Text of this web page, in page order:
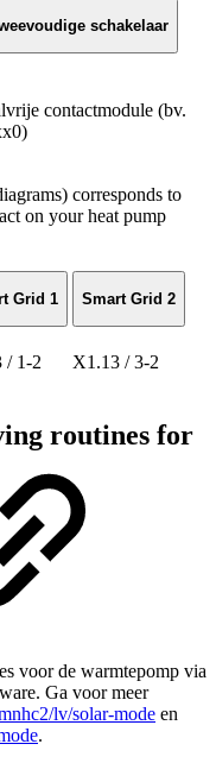
schakelaar
contactmodule (bv.
corresponds to
on your heat pump
Grid 1 Smart Grid 2
/ 1-2 X1.13 / 3-2
routines for
voor de warmtepomp via
Ga voor meer
lv/solar-mode en
.